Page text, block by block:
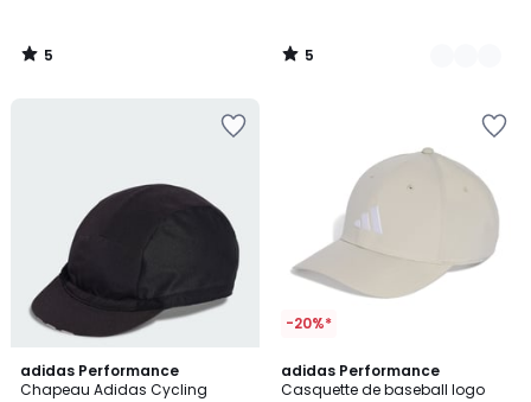
5
/
5
/
adidas Performance
Chapeau Adidas Cycling
5
/
2
Couleurs
-20%*
adidas Performance
Casquette de baseball logo
4,8
/ 5